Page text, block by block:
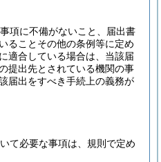
項に不備がないこと、届出書
ることその他の条例等に定め
適合している場合は、当該届
提出先とされている機関の事
届出をすべき手続上の義務が
て必要な事項は、規則で定め